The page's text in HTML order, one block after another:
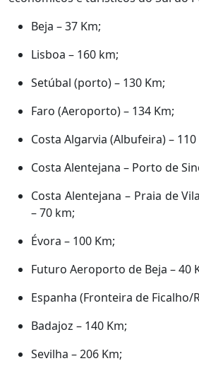
Beja – 37 Km;
Lisboa – 160 km;
Setúbal (porto) – 130 Km;
Faro (Aeroporto) – 134 Km;
Costa Algarvia (Albufeira) –
Costa Alentejana – Porto de
Costa Alentejana – Praia de
– 70 km;
Évora – 100 Km;
Futuro Aeroporto de Beja – 40
Espanha (Fronteira de Ficalho/
Badajoz – 140 Km;
Sevilha – 206 Km;